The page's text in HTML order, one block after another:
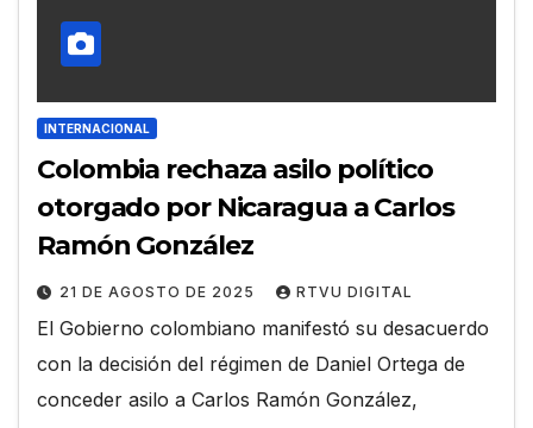
INTERNACIONAL
Colombia rechaza asilo político
otorgado por Nicaragua a Carlos
Ramón González
21 DE AGOSTO DE 2025 RTVU DIGITAL
El Gobierno colombiano manifestó su desacuerdo
con la decisión del régimen de Daniel Ortega de
conceder asilo a Carlos Ramón González,